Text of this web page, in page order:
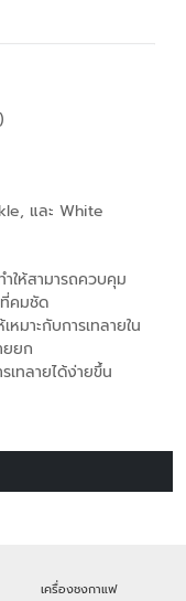
และ White
ให้สามารถควบคุม
ที่คมชัด
มาะกับการเทลายใน
ยยก
เทลายได้ง่ายขึ้น
เครื่องชงกาแฟ